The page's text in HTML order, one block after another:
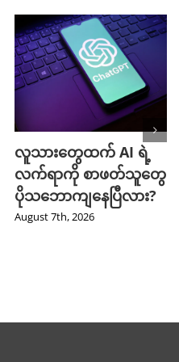
လူသားတွေထက် AI ရဲ့
လက်ရာကို စာဖတ်သူတွေ
ပိုသဘောကျနေပြီလား?
August 7th, 2026